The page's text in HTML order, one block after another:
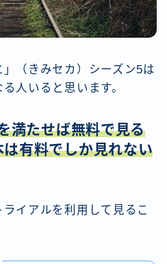
」（きみセカ）シーズン5は
人いると思います。
満たせば無料で見る
は有料でしか見れない
イアルを利用して見るこ